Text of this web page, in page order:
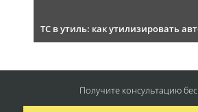
ТС в утиль: как утилизировать
Получите консультацию